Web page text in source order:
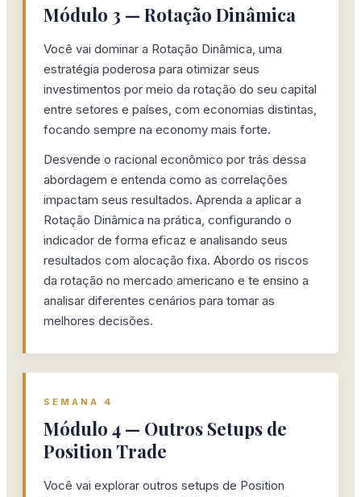
Módulo 3 — Rotação Dinâmica
Você vai dominar a Rotação Dinâmica, uma
estratégia poderosa para otimizar seus
investimentos por meio da rotação do seu capital
entre setores e países, com economias distintas,
focando sempre na economy mais forte.
Desvende o racional econômico por trás dessa
abordagem e entenda como as correlações
impactam seus resultados. Aprenda a aplicar a
Rotação Dinâmica na prática, configurando o
indicador de forma eficaz e analisando seus
resultados com alocação fixa. Abordo os riscos
da rotação no mercado americano e te ensino a
analisar diferentes cenários para tomar as
melhores decisões.
SEMANA 4
Módulo 4 — Outros Setups de
Position Trade
Você vai explorar outros setups de Position